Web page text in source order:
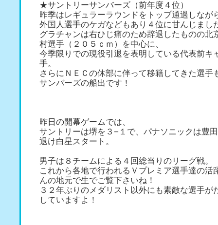
★サントリーサンバーズ（前年度４位）
昨季はレギュラーラウンドをトップ通過しなが
外国人選手のケガなどもあり４位に甘んじまし
グラチャンは右ひじ痛のため辞退したものの北
村選手（２０５ｃｍ）を中心に、
今季限りでの現役引退を表明している代表前キ
手。
さらにＮＥＣの休部に伴って移籍してきた選手
サンバーズの船出です！
昨日の開幕ゲームでは、
サントリーは堺を３−１で、パナソニックは豊
退け白星スタート。
男子は８チームによる４回総当りのリーグ戦。
これから各地で行われるＶプレミア選手達の活
んの地元で生でご覧下さいね！
３２年ぶりのメダリスト以外にも素敵な選手が
していますよ！